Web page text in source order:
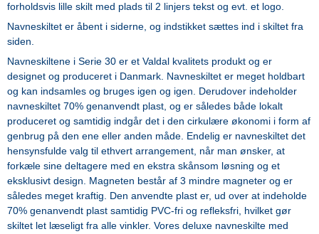
forholdsvis lille skilt med plads til 2 linjers tekst og evt. et logo.
Navneskiltet er åbent i siderne, og indstikket sættes ind i skiltet fra
siden.
Navneskiltene i Serie 30 er et Valdal kvalitets produkt og er
designet og produceret i Danmark. Navneskiltet er meget holdbart
og kan indsamles og bruges igen og igen. Derudover indeholder
navneskiltet 70% genanvendt plast, og er således både lokalt
produceret og samtidig indgår det i den cirkulære økonomi i form af
genbrug på den ene eller anden måde. Endelig er navneskiltet det
hensynsfulde valg til ethvert arrangement, når man ønsker, at
forkæle sine deltagere med en ekstra skånsom løsning og et
eksklusivt design. Magneten består af 3 mindre magneter og er
således meget kraftig. Den anvendte plast er, ud over at indeholde
70% genanvendt plast samtidig PVC-fri og refleksfri, hvilket gør
skiltet let læseligt fra alle vinkler. Vores deluxe navneskilte med